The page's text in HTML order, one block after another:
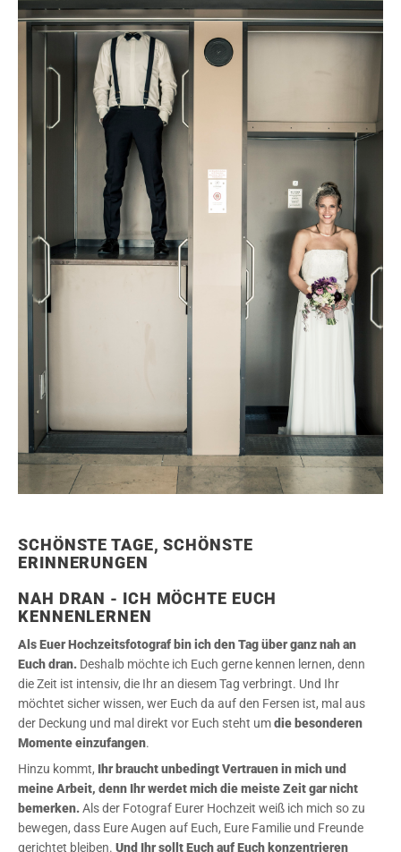
SCHÖNSTE TAGE, SCHÖNSTE
ERINNERUNGEN
NAH DRAN - ICH MÖCHTE EUCH
KENNENLERNEN
Als Euer Hochzeitsfotograf bin ich den Tag über ganz nah an
Euch dran. Deshalb möchte ich Euch gerne kennen lernen, denn
die Zeit ist intensiv, die Ihr an diesem Tag verbringt. Und Ihr
möchtet sicher wissen, wer Euch da auf den Fersen ist, mal aus
der Deckung und mal direkt vor Euch steht umdie besonderen
Momente einzufangen.
Hinzu kommt, Ihr braucht unbedingt Vertrauen in mich und
meine Arbeit, denn Ihr werdet mich die meiste Zeit gar nicht
bemerken.Als der Fotograf Eurer Hochzeit weiß ich mich so zu
bewegen, dass Eure Augen auf Euch, Eure Familie und Freunde
gerichtet bleiben. Und Ihr sollt Euch auf Euch konzentrieren